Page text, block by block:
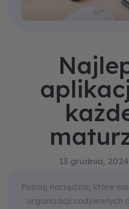
13 grudnia, 2024
Poznaj narzędzia, które
organizacji codziennych